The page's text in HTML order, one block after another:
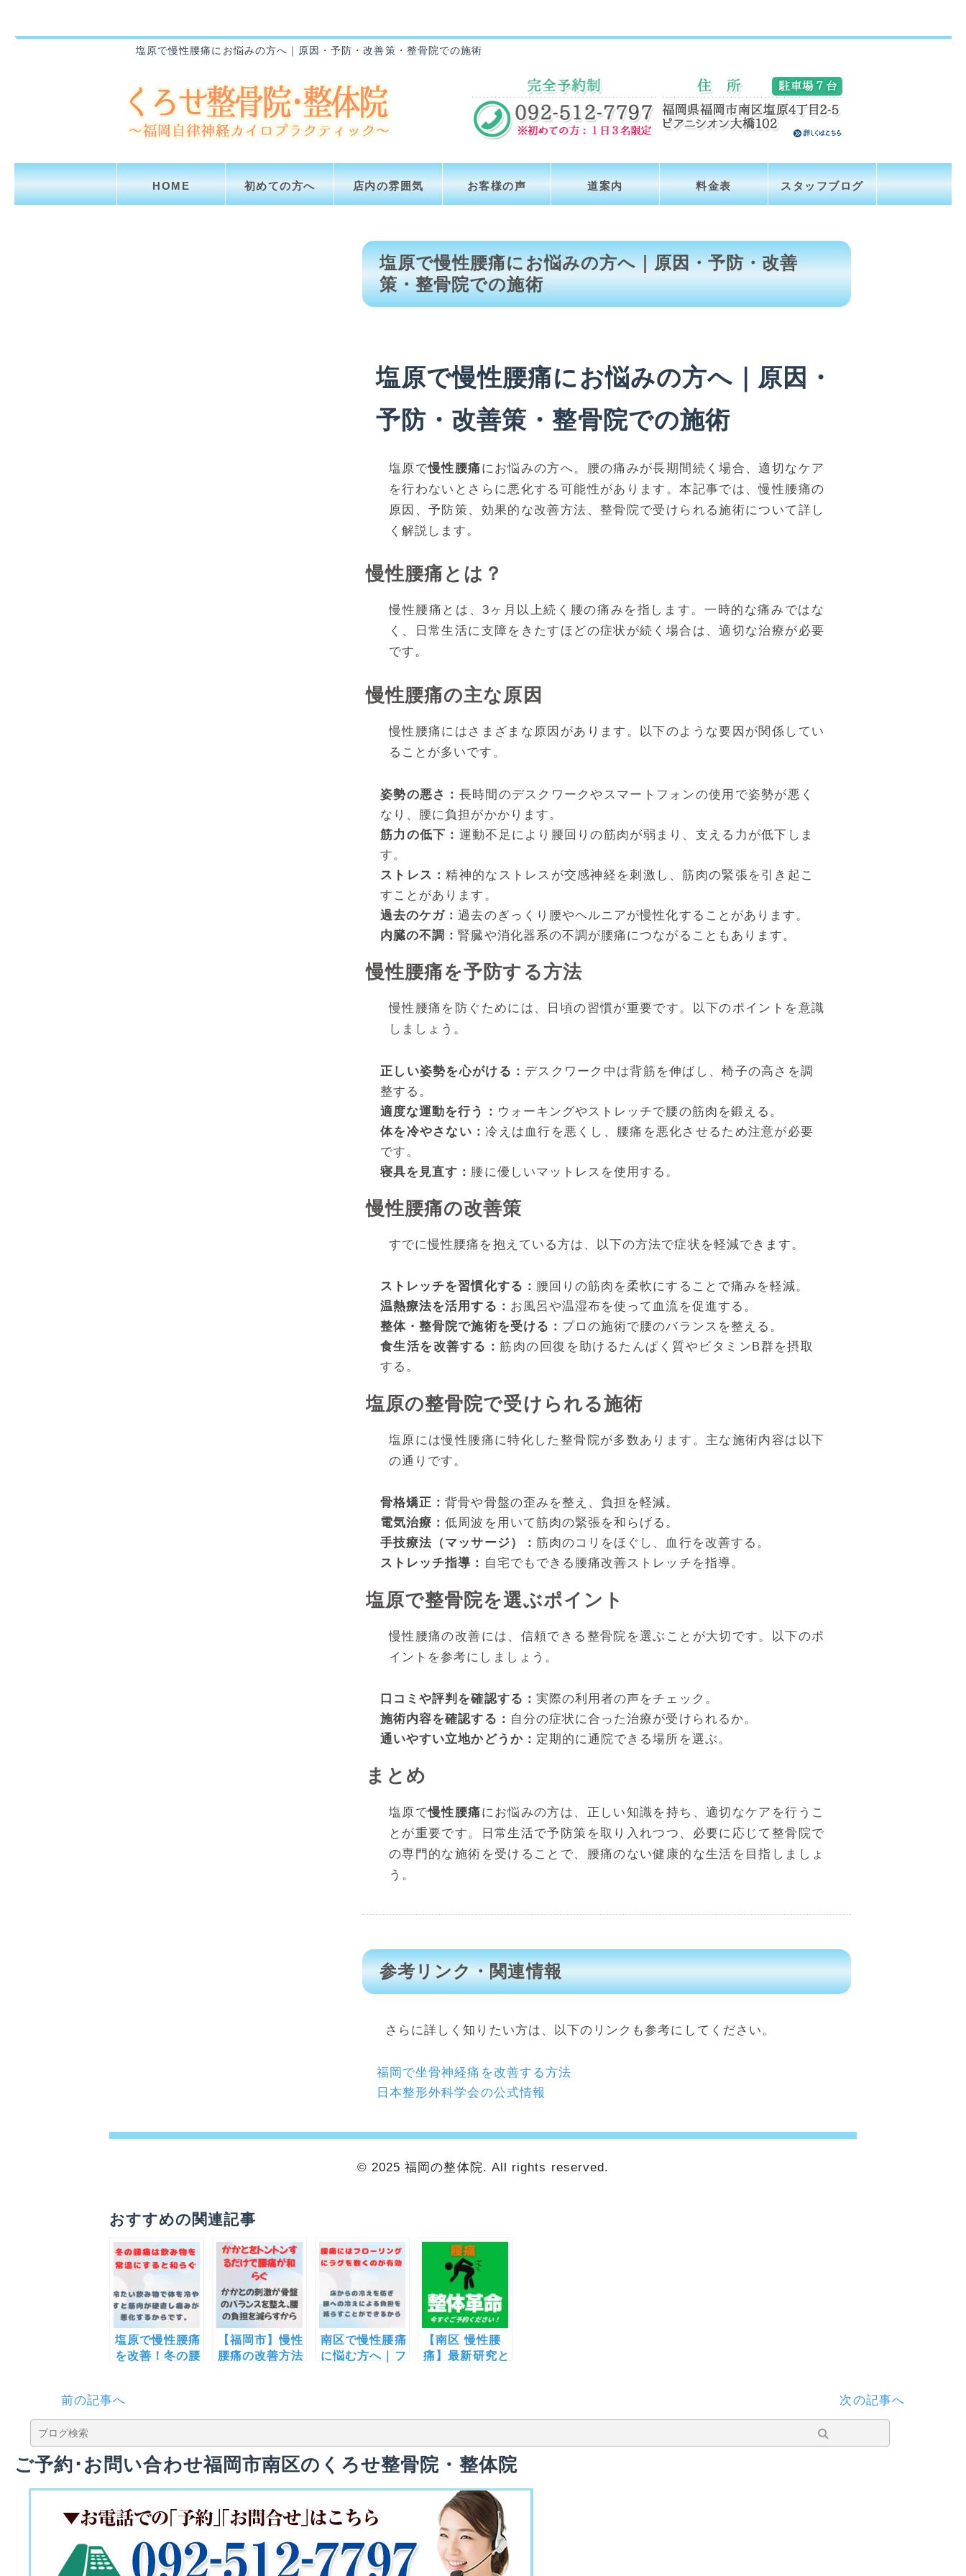
塩原で慢性腰痛にお悩みの方へ｜原因・予防・改善策・整骨院での施術
HOME 初めての方へ 店内の雰囲気 お客様の声 道案内 料金表 スタッフブログ
塩原で慢性腰痛にお悩みの方へ｜原因・予防・改善
策・整骨院での施術
塩原で慢性腰痛にお悩みの方へ｜原因・
予防・改善策・整骨院での施術
塩原で慢性腰痛にお悩みの方へ。腰の痛みが長期間続く場合、適切なケア
を行わないとさらに悪化する可能性があります。本記事では、慢性腰痛の
原因、予防策、効果的な改善方法、整骨院で受けられる施術について詳し
く解説します。
慢性腰痛とは？
慢性腰痛とは、3ヶ月以上続く腰の痛みを指します。一時的な痛みではな
く、日常生活に支障をきたすほどの症状が続く場合は、適切な治療が必要
です。
慢性腰痛の主な原因
慢性腰痛にはさまざまな原因があります。以下のような要因が関係してい
ることが多いです。
姿勢の悪さ： 長時間のデスクワークやスマートフォンの使用で姿勢が悪く
なり、腰に負担がかかります。
筋力の低下： 運動不足により腰回りの筋肉が弱まり、支える力が低下しま
す。
ストレス：精神的なストレスが交感神経を刺激し、筋肉の緊張を引き起こ
すことがあります。
過去のケガ：過去のぎっくり腰やヘルニアが慢性化することがあります。
内臓の不調：腎臓や消化器系の不調が腰痛につながることもあります。
慢性腰痛を予防する方法
慢性腰痛を防ぐためには、日頃の習慣が重要です。以下のポイントを意識
しましょう。
正しい姿勢を心がける： デスクワーク中は背筋を伸ばし、椅子の高さを調
整する。
適度な運動を行う： ウォーキングやストレッチで腰の筋肉を鍛える。
体を冷やさない：冷えは血行を悪くし、腰痛を悪化させるため注意が必要
です。
寝具を見直す： 腰に優しいマットレスを使用する。
慢性腰痛の改善策
すでに慢性腰痛を抱えている方は、以下の方法で症状を軽減できます。
ストレッチを習慣化する： 腰回りの筋肉を柔軟にすることで痛みを軽減。
温熱療法を活用する： お風呂や温湿布を使って血流を促進する。
整体・整骨院で施術を受ける： プロの施術で腰のバランスを整える。
食生活を改善する：筋肉の回復を助けるたんぱく質やビタミンB群を摂取
する。
塩原の整骨院で受けられる施術
塩原には慢性腰痛に特化した整骨院が多数あります。主な施術内容は以下
の通りです。
骨格矯正：背骨や骨盤の歪みを整え、負担を軽減。
電気治療：低周波を用いて筋肉の緊張を和らげる。
手技療法（マッサージ）： 筋肉のコリをほぐし、血行を改善する。
ストレッチ指導： 自宅でもできる腰痛改善ストレッチを指導。
塩原で整骨院を選ぶポイント
慢性腰痛の改善には、信頼できる整骨院を選ぶことが大切です。以下のポ
イントを参考にしましょう。
口コミや評判を確認する： 実際の利用者の声をチェック。
施術内容を確認する： 自分の症状に合った治療が受けられるか。
通いやすい立地かどうか： 定期的に通院できる場所を選ぶ。
まとめ
塩原で慢性腰痛にお悩みの方は、正しい知識を持ち、適切なケアを行うこ
とが重要です。日常生活で予防策を取り入れつつ、必要に応じて整骨院で
の専門的な施術を受けることで、腰痛のない健康的な生活を目指しましょ
う。
参考リンク・関連情報
さらに詳しく知りたい方は、以下のリンクも参考にしてください。
福岡で坐骨神経痛を改善する方法
日本整形外科学会の公式情報
© 2025 福岡の整体院. All rights reserved.
おすすめの関連記事
塩原で慢性腰痛
を改善！冬の腰
のが効果的
【福岡市】慢性
腰痛の改善方法
由とは？
南区で慢性腰痛
に悩む方へ｜フ
【南区 慢性腰
痛】最新研究と
前の記事へ 次の記事へ
ご予約･お問い合わせ福岡市南区のくろせ整骨院・整体院